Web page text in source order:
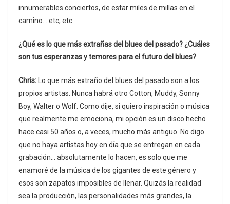
innumerables conciertos, de estar miles de millas en el
camino… etc, etc.
¿Qué es lo que más extrañas del blues del pasado? ¿Cuáles
son tus esperanzas y temores para el futuro del blues?
Chris: Lo que más extraño del blues del pasado son a los
propios artistas. Nunca habrá otro Cotton, Muddy, Sonny
Boy, Walter o Wolf. Como dije, si quiero inspiración o música
que realmente me emociona, mi opción es un disco hecho
hace casi 50 años o, a veces, mucho más antiguo. No digo
que no haya artistas hoy en día que se entregan en cada
grabación… absolutamente lo hacen, es solo que me
enamoré de la música de los gigantes de este género y
esos son zapatos imposibles de llenar. Quizás la realidad
sea la producción, las personalidades más grandes, la